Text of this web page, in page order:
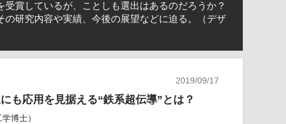
賞しているが、ことしも選出はあるのだろうか？
研究内容や実績、今後の展望などに迫る。（デザ
2019/09/17
も応用を見据える“鉄系超伝導”とは？
博士）